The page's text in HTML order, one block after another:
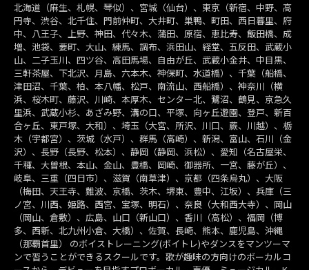
北海道（麻生、札幌、琴似）、宮城（仙台）、東京（新宿、中野、高
円寺、渋谷、北千住、門前仲町、大井町、巣鴨、町田、西日暮里、府
中、八王子、上野、神田、代々木、蒲田、原宿、恵比寿、飯田橋、成
増、池袋、要町、大山、練馬、調布、浜田山、経堂、五反田、武蔵小
山、二子玉川、四ツ谷、高田馬場、自由が丘、武蔵小金井、中目黒、
三軒茶屋、下北沢、月島、六本木、神保町、水道橋）、千葉（船橋、
津田沼、千葉、柏、本八幡、松戸、南流山、西船橋）、神奈川（横
浜、桜木町、藤沢、川崎、本厚木、センター北、鷺沼、鶴見、京急久
里浜、武蔵小杉、あざみ野、溝の口、平塚、向ヶ丘遊園、登戸、新百
合ヶ丘、東戸塚、大和）、埼玉（大宮、所沢、川口、蕨、川越）、栃
木（宇都宮）、茨城（水戸）、群馬（高崎）、新潟、富山、石川（金
沢）、長野（長野、松本）、静岡（静岡、浜松）、愛知（名古屋栄、
千種、大曽根、本山、金山、豊橋、岡崎、御器所、一宮、藤が丘）、
岐阜、三重（四日市）、滋賀（南草津）、京都（四条烏丸）、大阪
（梅田、天王寺、難波、京橋、茨木、堺東、豊中、江坂）、兵庫（三
ノ宮、川西、姫路、西宮、宝塚、明石）、奈良（大和西大寺）、岡山
（岡山、倉敷）、広島、山口（新山口）、香川（高松）、福岡（博
多、西新、北九州小倉、大橋）、佐賀、長崎、熊本、鹿児島、沖縄
（那覇首里） のボイストレーニング(ボイトレ)やダンスをマンツーマ
ンで習うことができるスクールです。歌が趣味の方向けのボーカルコ